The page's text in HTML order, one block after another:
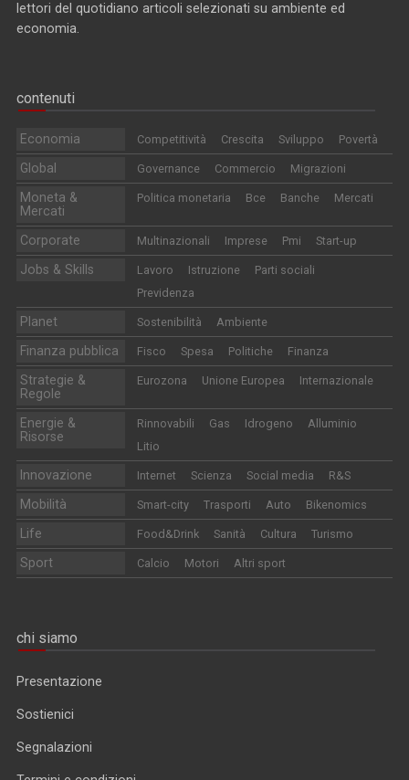
lettori del quotidiano articoli selezionati su ambiente ed
economia.
contenuti
Economia Competitività Crescita Sviluppo Povertà
Global Governance Commercio Migrazioni
Moneta &
Mercati
Politica monetaria Bce Banche Mercati
Corporate Multinazionali Imprese Pmi Start-up
Jobs & Skills Lavoro Istruzione
Parti sociali
Previdenza
Planet Sostenibilità Ambiente
Finanza pubblica Fisco Spesa Politiche Finanza
Strategie &
Regole
Eurozona Unione Europea Internazionale
Energie &
Risorse
Rinnovabili Gas Idrogeno
Alluminio
Litio
Innovazione Internet Scienza Social media R&S
Mobilità Smart-city Trasporti Auto Bikenomics
Life Food&Drink Sanità Cultura Turismo
Sport Calcio Motori Altri sport
chi siamo
Presentazione
Sostienici
Segnalazioni